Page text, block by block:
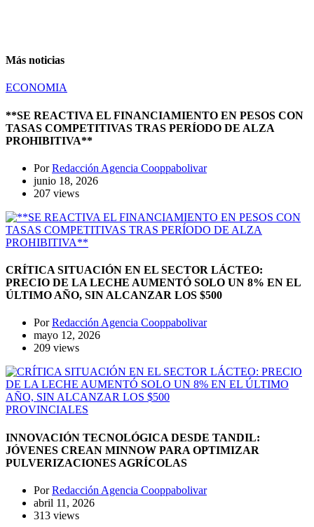
Más noticias
ECONOMIA
**SE REACTIVA EL FINANCIAMIENTO EN PESOS CON
TASAS COMPETITIVAS TRAS PERÍODO DE ALZA
PROHIBITIVA**
PorRedacción Agencia Cooppabolivar
junio 18, 2026
207 views
CRÍTICA SITUACIÓN EN EL SECTOR LÁCTEO:
PRECIO DE LA LECHE AUMENTÓ SOLO UN 8% EN EL
ÚLTIMO AÑO, SIN ALCANZAR LOS $500
PorRedacción Agencia Cooppabolivar
mayo 12, 2026
209 views
PROVINCIALES
INNOVACIÓN TECNOLÓGICA DESDE TANDIL:
JÓVENES CREAN MINNOW PARA OPTIMIZAR
PULVERIZACIONES AGRÍCOLAS
PorRedacción Agencia Cooppabolivar
abril 11, 2026
313 views